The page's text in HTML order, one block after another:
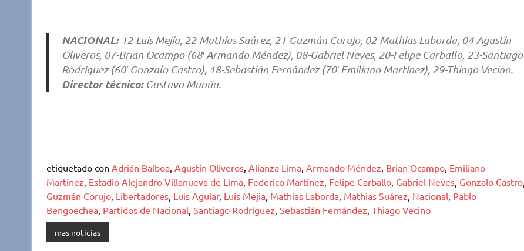
NACIONAL:12-Luis Mejía, 22-Mathías Suárez, 21-Guzmán Corujo, 02-Mathías Laborda, 04-Agustín
Oliveros, 07-Brian Ocampo (68′ Armando Méndez), 08-Gabriel Neves, 20-Felipe Carballo, 23-Santiago
Rodríguez (60′ Gonzalo Castro), 18-Sebastián Fernández (70′ Emiliano Martínez), 29-Thiago Vecino.
Director técnico:Gustavo Munúa.
etiquetado con Adrián Balboa, Agustín Oliveros, Alianza Lima, Armando Méndez Brian Ocampo, Emiliano
Martínez Estadio Alejandro Villanueva de Lima, Federico Martínez Felipe Carballo, Gabriel Neves, Gonzalo Castro,
Guzmán Corujo, Libertadores, Luis Aguiar, Luis Mejia, Mathias Laborda, Mathias Suárez Nacional Pablo
Bengoechea, Partidos de Nacional Santiago Rodríguez Sebastián Fernández Thiago Vecino
mas noticias